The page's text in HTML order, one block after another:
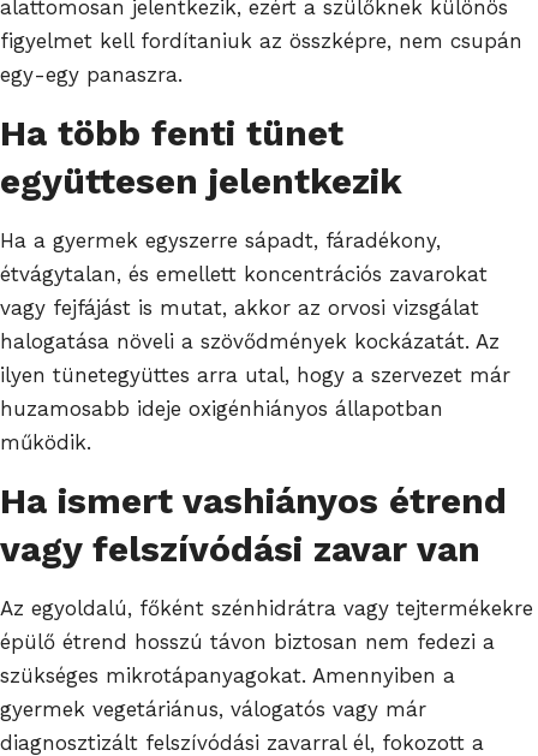
alattomosan jelentkezik, ezért a szülőknek különös
figyelmet kell fordítaniuk az összképre, nem csupán
egy-egy panaszra.
Ha több fenti tünet
együttesen jelentkezik
Ha a gyermek egyszerre sápadt, fáradékony,
étvágytalan, és emellett koncentrációs zavarokat
vagy fejfájást is mutat, akkor az orvosi vizsgálat
halogatása növeli a szövődmények kockázatát. Az
ilyen tünetegyüttes arra utal, hogy a szervezet már
huzamosabb ideje oxigénhiányos állapotban
működik.
Ha ismert vashiányos étrend
vagy felszívódási zavar van
Az egyoldalú, főként szénhidrátra vagy tejtermékekre
épülő étrend hosszú távon biztosan nem fedezi a
szükséges mikrotápanyagokat. Amennyiben a
gyermek vegetáriánus, válogatós vagy már
diagnosztizált felszívódási zavarral él, fokozott a